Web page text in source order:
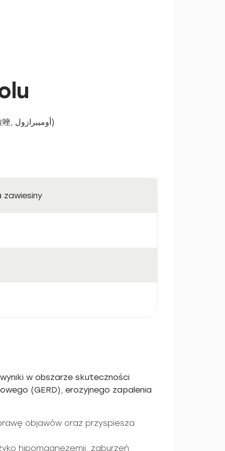
Międzynarodowa nazwa nieuzależniona (INN): Omeprazol (INN: oméprazole, омепразол, 奥美拉唑, أوميبرازول)
zawiesiny
w obszarze skuteczności
(GERD), erozyjnego zapalenia
objawów oraz przyspiesza
hipomagnezemii, zaburzeń